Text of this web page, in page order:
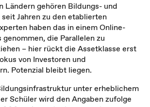
Ländern gehören Bildungs- und
Jahren zu den etablierten
haben das in einem Online-
genommen, die Parallelen zu
– hier rückt die Assetklasse erst
von Investoren und
. Potenzial bleibt liegen.
unter erheblichem
Schüler wird den Angaben zufolge